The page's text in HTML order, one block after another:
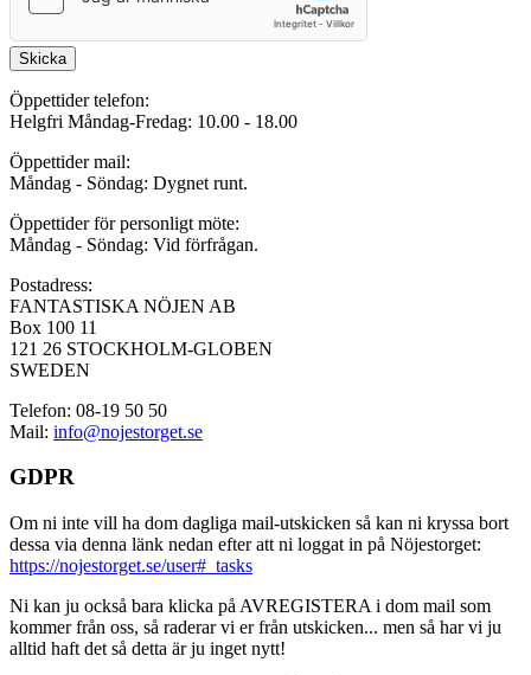
Skicka
Öppettider telefon:
Helgfri Måndag-Fredag: 10.00 - 18.00
Öppettider mail:
Måndag - Söndag: Dygnet runt.
Öppettider för personligt möte:
Måndag - Söndag: Vid förfrågan.
Postadress:
FANTASTISKA NÖJEN AB
Box 100 11
121 26 STOCKHOLM-GLOBEN
SWEDEN
Telefon: 08-19 50 50
Mail: info@nojestorget.se
GDPR
Om ni inte vill ha dom dagliga mail-utskicken så kan ni kryssa bort
dessa via denna länk nedan efter att ni loggat in på Nöjestorget:
https://nojestorget.se/user#_tasks
Ni kan ju också bara klicka på AVREGISTERA i dom mail som
kommer från oss, så raderar vi er från utskicken... men så har vi ju
alltid haft det så detta är ju inget nytt!